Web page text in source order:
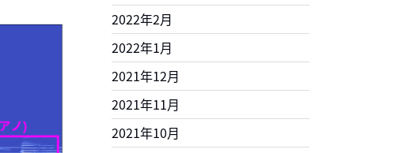
2022年2月
2022年1月
2021年12月
2021年11月
2021年10月